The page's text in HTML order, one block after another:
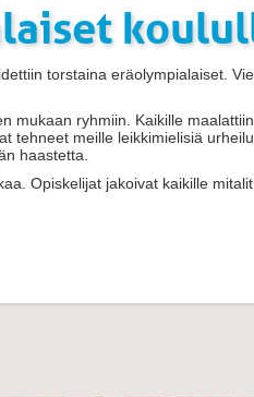
torstaina eräolympialaiset.
mukaan ryhmiin. Kaikille
tehneet meille leikkimielisiä
haastetta.
Opiskelijat jakoivat kaikille